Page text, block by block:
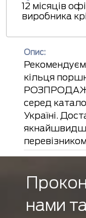
12 місяців
виробника
Опис:
кільця
РОЗПРОДАЖ
серед
Україні.
нами